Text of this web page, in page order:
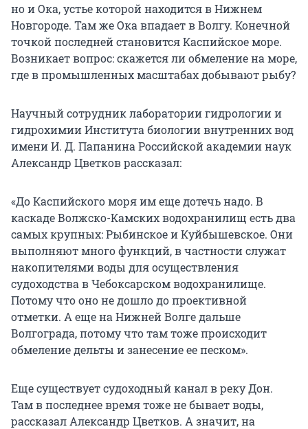
но и Ока, устье которой находится в Нижнем
Новгороде. Там же Ока впадает в Волгу. Конечной
точкой последней становится Каспийское море.
Возникает вопрос: скажется ли обмеление на море,
где в промышленных масштабах добывают рыбу?
Научный сотрудник лаборатории гидрологии и
гидрохимии Института биологии внутренних вод
имениИ. Д. Папанина Российской академии наук
Александр Цветков рассказал:
«До Каспийского моря им еще дотечь надо. В
каскаде Волжско-Камских водохранилищ есть два
самых крупных: Рыбинское и Куйбышевское. Они
выполняют много функций, в частности служат
накопителями воды для осуществления
судоходства в Чебоксарском водохранилище.
Потому что оно не дошло до проективной
отметки. А еще на Нижней Волге дальше
Волгограда, потому что там тоже происходит
обмеление дельты и занесение ее песком».
Еще существует судоходный канал в реку Дон.
Там в последнее время тоже не бывает воды,
рассказал Александр Цветков. А значит, на